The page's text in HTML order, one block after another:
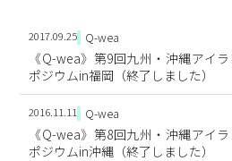
2017.09.25 Q-wea
《Q-wea》第9回九州・沖縄アイ
ポジウムin福岡（終了しました）
2016.11.11 Q-wea
《Q-wea》第8回九州・沖縄アイ
ポジウムin沖縄（終了しました）
教育・啓発
育児・介護情報
育児・介護支援制度の
学内保育施設等
統計データ
ダイバーシティ